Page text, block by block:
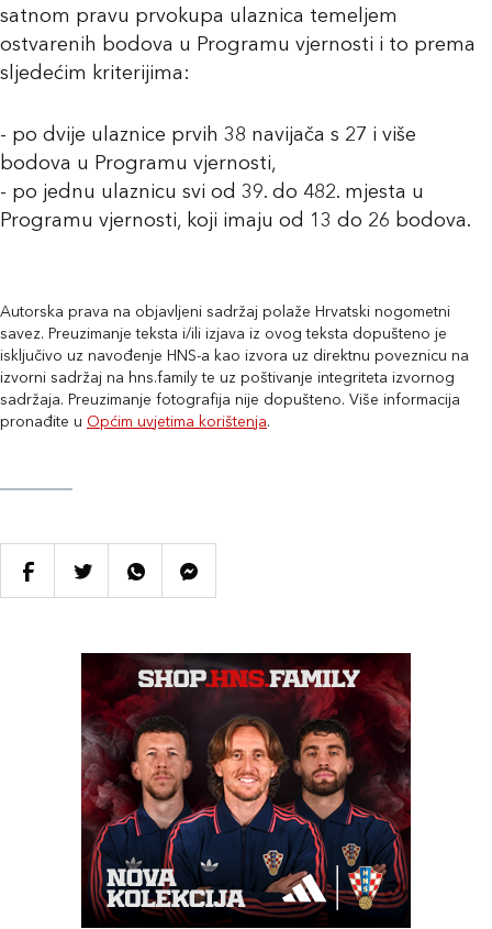
satnom pravu prvokupa ulaznica temeljem
ostvarenih bodova u Programu vjernosti i to prema
sljedećim kriterijima:
- po dvije ulaznice prvih 38 navijača s 27 i više
bodova u Programu vjernosti,
- po jednu ulaznicu svi od 39. do 482. mjesta u
Programu vjernosti, koji imaju od 13 do 26 bodova.
Autorska prava na objavljeni sadržaj polaže Hrvatski nogometni
savez. Preuzimanje teksta i/ili izjava iz ovog teksta dopušteno je
isključivo uz navođenje HNS-a kao izvora uz direktnu poveznicu na
izvorni sadržaj na hns.family te uz poštivanje integriteta izvornog
sadržaja. Preuzimanje fotografija nije dopušteno. Više informacija
pronađite u Općim uvjetima korištenja.